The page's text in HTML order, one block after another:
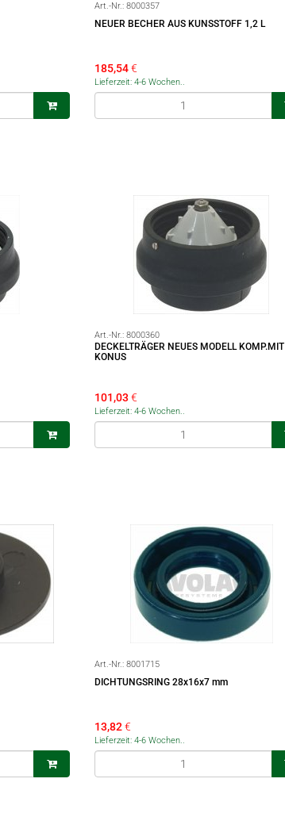
Art.-Nr.: 8000357
NEUER BECHER AUS KUNSSTOFF 1,2 L
185,54€
Lieferzeit: 4-6 Wochen..
Art.-Nr.: 8000360
DECKELTRÄGER NEUES MODELL KOMP.MIT
KONUS
101,03€
Lieferzeit: 4-6 Wochen..
Art.-Nr.: 8001715
DICHTUNGSRING 28x16x7 mm
13,82€
Lieferzeit: 4-6 Wochen..